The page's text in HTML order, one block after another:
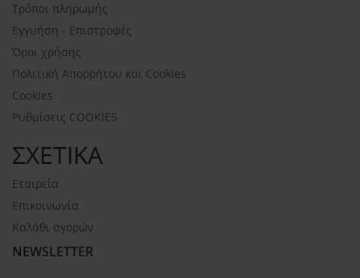
Τρόποι πληρωμής
Εγγυήση - Επιστροφές
Όροι χρήσης
Πολιτική Απορρήτου και Cookies
Cookies
Ρυθμίσεις COOKIES
ΣΧΕΤΙΚΑ
Εταιρεία
Επικοινωνία
Καλάθι αγορών
NEWSLETTER